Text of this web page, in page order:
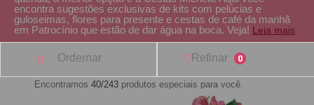
encontra sugestões exclusivas de kits com pelúcias e
guloseimas, flores para presente e cestas de café da manh
em Patrocínio que estão de dar água na boca. Veja! Leia mais
Refinar 0
Ordernar
Encontramos40/243 produtos especiais para você.